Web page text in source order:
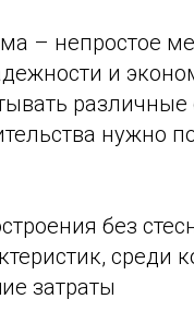
– непростое
и
различные
нужно
без
среди
затраты